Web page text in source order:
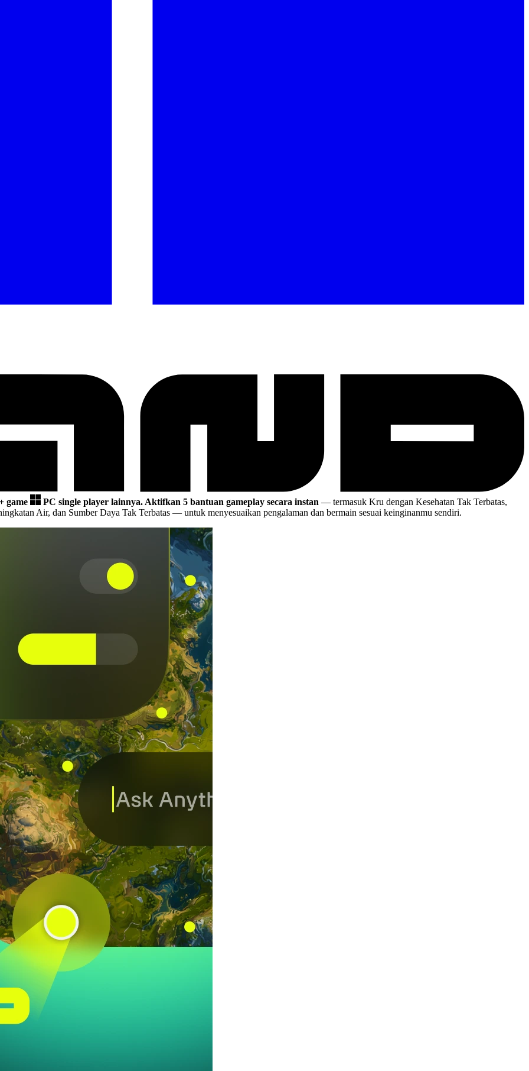
game PC single player lainnya. Aktifkan 5 bantuan gameplay secara instan — termasuk Kru dengan Kesehatan Tak Terbatas,
Air, dan Sumber Daya Tak Terbatas — untuk menyesuaikan pengalaman dan bermain sesuai keinginanmu sendiri.